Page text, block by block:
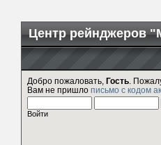
Центр рейнджеров
Добро пожаловать, Гость .
Вам не пришло письмо с кодом
Войти